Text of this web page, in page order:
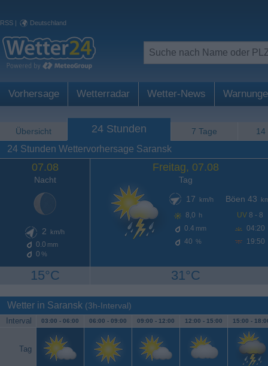
RSS | Deutschland
Vorhersage Wetterradar Wetter-News
Übersicht 24 Stunden 7 Tage 14
24 Stunden Wettervorhersage Saransk
07.08
Nacht
2 km/h
0.0 mm
0 %
15°C
Freitag, 07.08
Tag
17
km/h
8,0 h
0.4 mm
40 %
Böen 43
UV 8 - 8
04:20
19:50
31°C
Wetter in Saransk (3h-Interval)
Interval 03:00 - 06:00 06:00 - 09:00 09:00 - 12:00 12:00 - 15:00 15:00 -
Tag